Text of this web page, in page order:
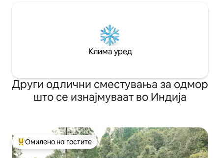
Клима уред
Други одлични сместувања за одмор
што се изнајмуваат во Индија
Меѓу најуспешните „Омилени на гостите“
Омилено на гостите